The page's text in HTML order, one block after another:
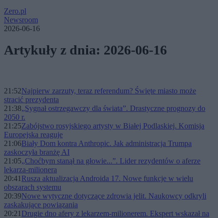
Zero.pl
Newsroom
2026-06-16
Artykuły z dnia: 2026-06-16
21:52Najpierw zarzuty, teraz referendum? Święte miasto może
stracić prezydenta
21:38„Sygnał ostrzegawczy dla świata”. Drastyczne prognozy do
2050 r.
21:25Zabójstwo rosyjskiego artysty w Białej Podlaskiej. Komisja
Europejska reaguje
21:06Biały Dom kontra Anthropic. Jak administracja Trumpa
zaskoczyła branżę AI
21:05„Choćbym stanął na głowie...”. Lider rezydentów o aferze
lekarza-milionera
20:41 Rusza aktualizacja Androida 17. Nowe funkcje w wielu
obszarach systemu
20:39Nowe wytyczne dotyczące zdrowia jelit. Naukowcy odkryli
zaskakujące powiązania
20:21 Drugie dno afery z lekarzem-milionerem. Ekspert wskazał na